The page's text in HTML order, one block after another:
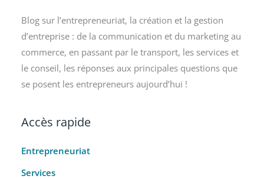
Blog sur l’entrepreneuriat, la création et la gestion
d’entreprise : de la communication et du marketing au
commerce, en passant par le transport, les services et
le conseil, les réponses aux principales questions que
se posent les entrepreneurs aujourd’hui !
Accès rapide
Entrepreneuriat
Services